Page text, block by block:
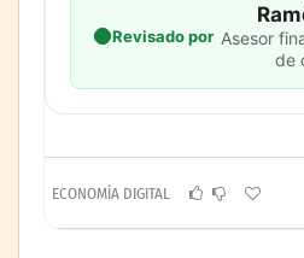
Revisado por Asesor
de
ECONOMÍA DIGITAL